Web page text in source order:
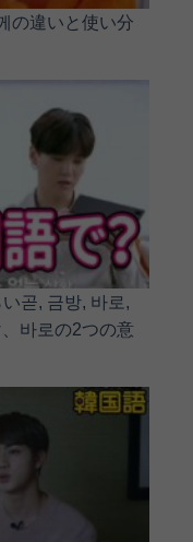
の違いと使い分
곧, 금방, 바로,
바로の2つの意